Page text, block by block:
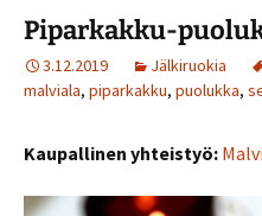
Piparkakku-
3.12.2019 Jälkiruokia
malviala, piparkakku, puolukka,
Kaupallinen yhteistyö: